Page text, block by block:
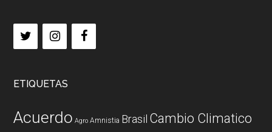
ETIQUETAS
Acuerdo Agro Amnistia Brasil Cambio Climatico